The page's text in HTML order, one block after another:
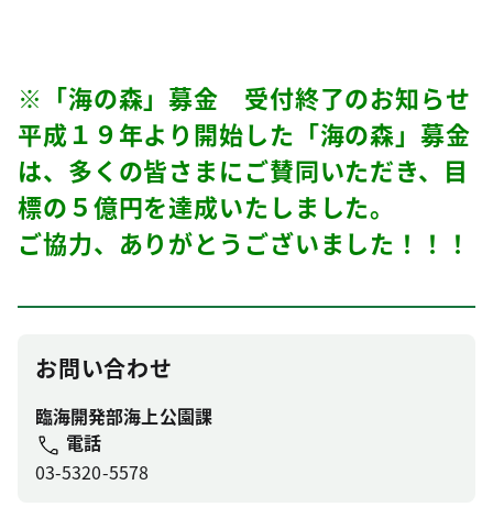
※「海の森」募金 受付終了のお知らせ
平成１９年より開始した「海の森」募金
は、多くの皆さまにご賛同いただき、目
標の５億円を達成いたしました。
ご協力、ありがとうございました！！！
お問い合わせ
臨海開発部海上公園課
電話
03-5320-5578